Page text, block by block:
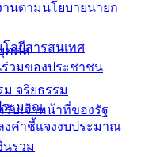
คคล
จริยธรรม
บเจ้าหน้าที่ของรัฐ
นตามนโยบายนายก
ลยีสารสนเทศ
ร่วมของประชาชน
ระมาณ
งคำชี้แจงงบประมาณ
นรวม